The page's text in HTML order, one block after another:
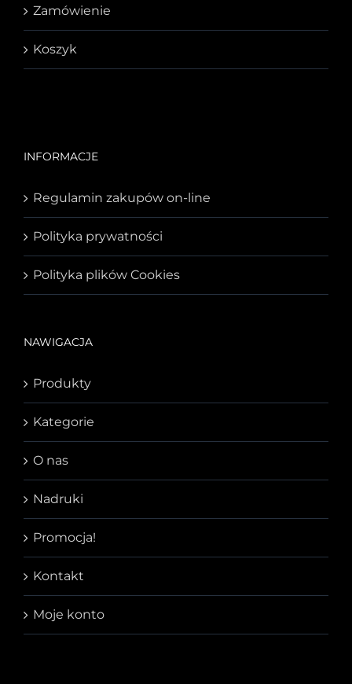
Zamówienie
Koszyk
INFORMACJE
Regulamin zakupów on-line
Polityka prywatności
Polityka plików Cookies
NAWIGACJA
Produkty
Kategorie
O nas
Nadruki
Promocja!
Kontakt
Moje konto